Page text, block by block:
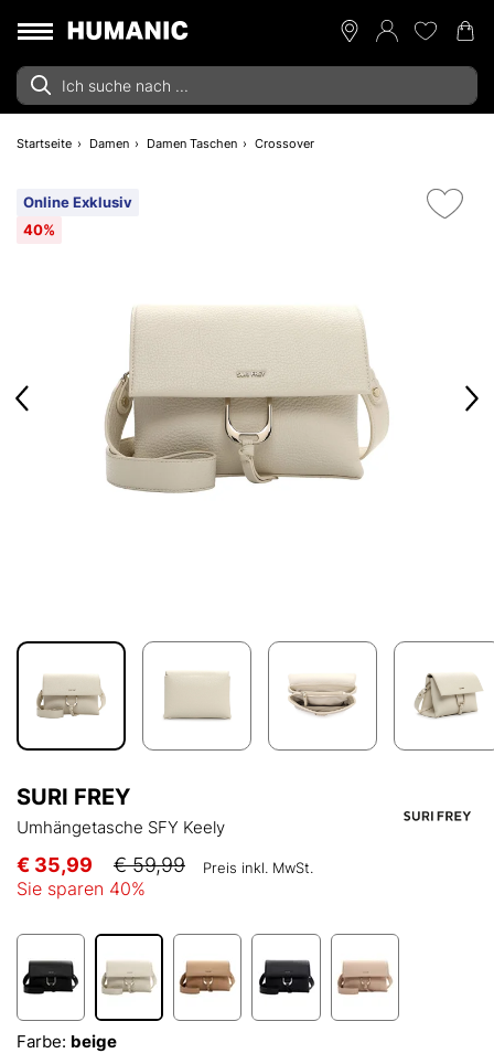
Startseite Damen Damen Taschen Crossover
Online Exklusiv
40%
SURI FREY
Umhängetasche SFY Keely
€ 35,99 € 59,99 Preis inkl. MwSt.
Sie sparen 40%
Farbe: beige